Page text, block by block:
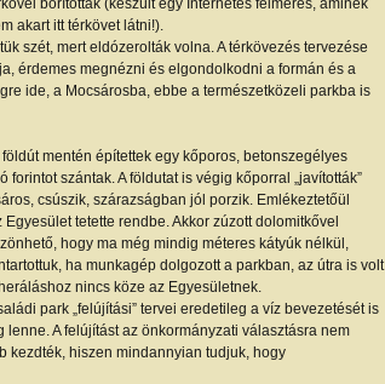
borították (készült egy Internetes felmérés, aminek
akart itt térkövet látni!).
szét, mert eldózerolták volna. A térkövezés tervezése
érdemes megnézni és elgondolkodni a formán és a
ide, a Mocsárosba, ebbe a természetközeli parkba is
mentén építettek egy kőporos, betonszegélyes
szántak. A földutat is végig kőporral „javították”
csúszik, szárazságban jól porzik. Emlékeztetőül
tetette rendbe. Akkor zúzott dolomitkővel
hogy ma még mindig méteres kátyúk nélkül,
ha munkagép dolgozott a parkban, az útra is volt
nincs köze az Egyesületnek.
park „felújítási” tervei eredetileg a víz bevezetését is
A felújítást az önkormányzati választásra nem
kezdték, hiszen mindannyian tudjuk, hogy